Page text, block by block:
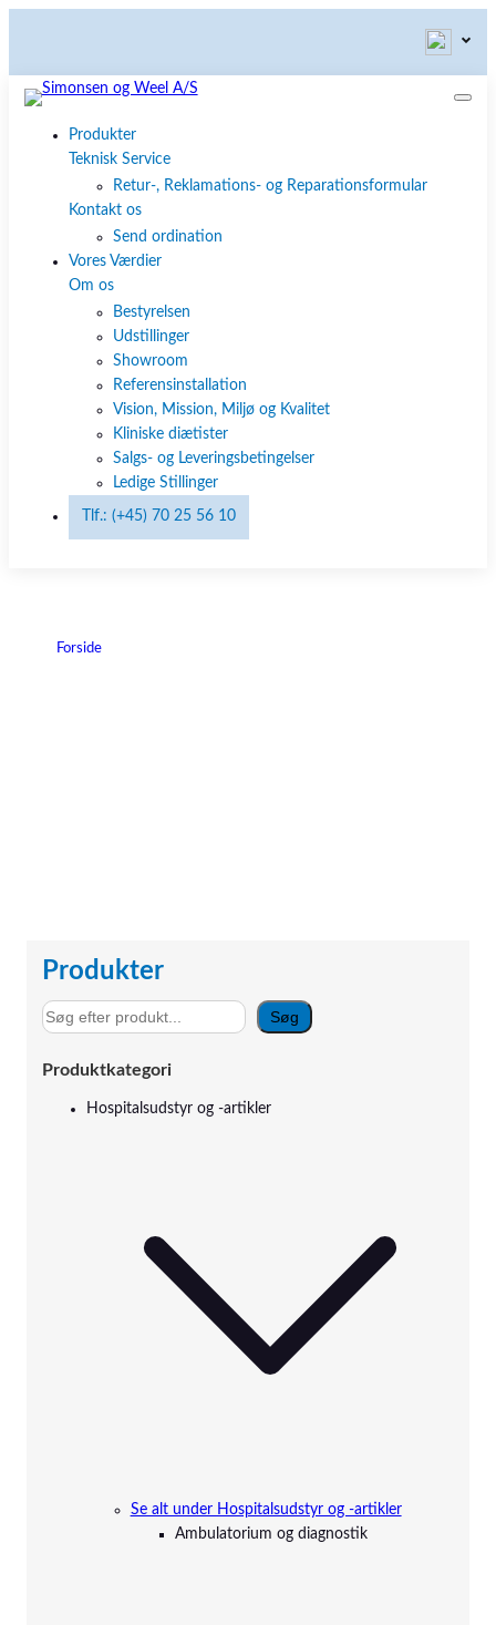
Produkter
Teknisk Service
Retur-, Reklamations- og Reparationsformular
Kontakt os
Send ordination
Vores Værdier
Om os
Bestyrelsen
Udstillinger
Showroom
Referensinstallation
Vision, Mission, Miljø og Kvalitet
Kliniske diætister
Salgs- og Leveringsbetingelser
Ledige Stillinger
Tlf.: (+45) 70 25 56 10
Forside
Produkter
S
ø
Søg
Produktkategori
Hospitalsudstyr og -artikler
Se alt under Hospitalsudstyr og -artikler
Ambulatorium og diagnostik